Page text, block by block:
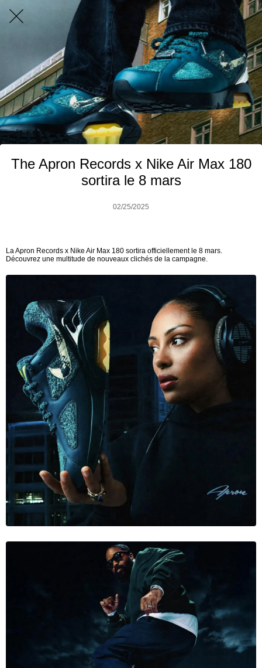
The Apron Records x Nike Air Max 180
sortira le 8 mars
02/25/2025
La Apron Records x Nike Air Max 180 sortira officiellement le 8 mars.
Découvrez une multitude de nouveaux clichés de la campagne.